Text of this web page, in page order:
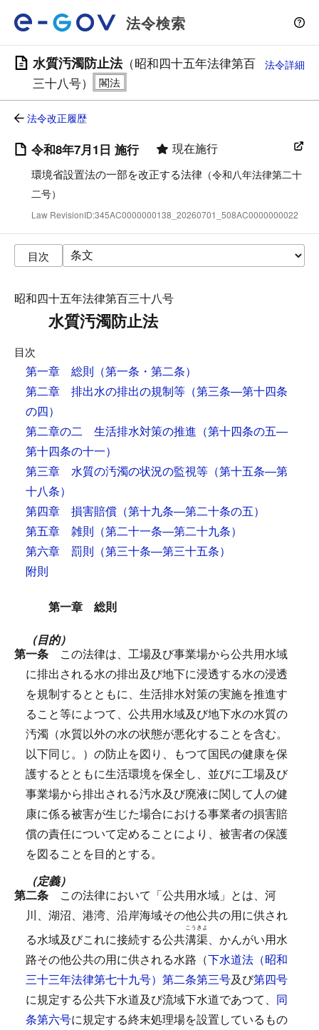
法令検索
水質汚濁防止法（昭和四十五年法律第百
三十八号）
法令詳細
法令改正履歴
令和8年7月1日 施行 現在施行
環境省設置法の一部を改正する法律 （令和八年法律第二十
二号）
Law RevisionID:345AC0000000138_20260701_508AC0000000022
目次
昭和四十五年法律第百三十八号
水質汚濁防止法
目次
第一章 総則 （第一条・第二条）
第二章 排出水の排出の規制等 （第三条―第十四条
の四）
第二章の二 生活排水対策の推進 （第十四条の五―
第十四条の十一）
第三章 水質の汚濁の状況の監視等 （第十五条―第
十八条）
第四章 損害賠償 （第十九条―第二十条の五）
第五章 雑則 （第二十一条―第二十九条）
第六章 罰則 （第三十条―第三十五条）
附則
第一章 総則
（目的）
第一条 この法律は、工場及び事業場から公共用水域
に排出される水の排出及び地下に浸透する水の浸透
を規制するとともに、生活排水対策の実施を推進す
ること等によつて、公共用水域及び地下水の水質の
汚濁（水質以外の水の状態が悪化することを含む。
以下同じ。）の防止を図り、もつて国民の健康を保
護するとともに生活環境を保全し、並びに工場及び
事業場から排出される汚水及び廃液に関して人の健
康に係る被害が生じた場合における事業者の損害賠
償の責任について定めることにより、被害者の保護
を図ることを目的とする。
（定義）
第二条 この法律において「公共用水域」とは、河
川、湖沼、港湾、沿岸海域その他公共の用に供され
る水域及びこれに接続する公共溝渠
こうきよ
、かんがい用水
路その他公共の用に供される水路（下水道法（昭和
三十三年法律第七十九号）第二条第三号及び第四号
に規定する公共下水道及び流域下水道であつて、 同
条第六号に規定する終末処理場を設置しているもの